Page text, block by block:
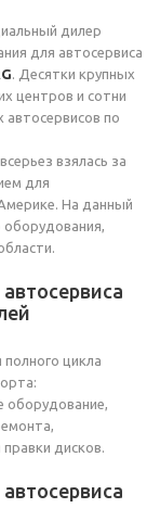
дилер
для автосервиса
. Десятки крупных
центров и сотни
автосервисов по
взялась за
для
На данный
цикла
оборудование,
дисков.